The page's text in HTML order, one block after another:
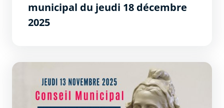
municipal du jeudi 18 décembre
2025
Délibérations du conseil municipal du jeudi 13